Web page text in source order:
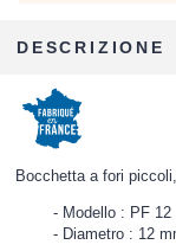
DESCRIZIONE
Bocchetta a fori
Modello : PF 12
Diametro : 12